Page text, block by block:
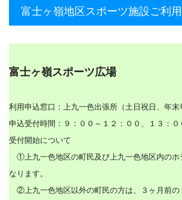
富士ヶ嶺地区スポーツ施設ご利
富士ヶ嶺スポーツ広場
利用申込窓口：上九一色出張所（土日祝日、年
申込受付時間：９：００～１２：００、１３：０
受付開始について
①上九一色地区の町民及び上九一色地区内のホ
なります。
②上九一色地区以外の町民の方は、３ヶ月前の